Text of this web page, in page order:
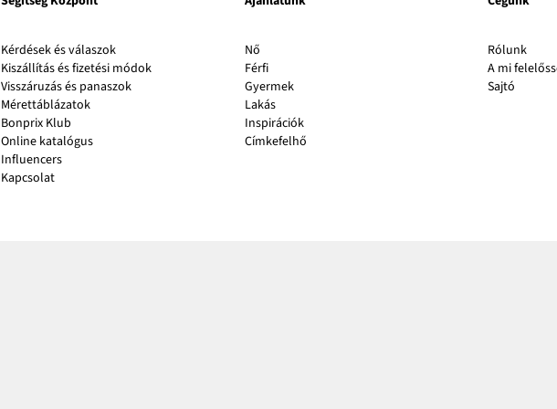
Kérdések és válaszok
Kiszállítás és fizetési módok
Visszáruzás és panaszok
Mérettáblázatok
Bonprix Klub
Online katalógus
Influencers
Kapcsolat
Nő
Férfi
Gyermek
Lakás
Inspirációk
Címkefelhő
RólunkA
link
A mi
Sajtó